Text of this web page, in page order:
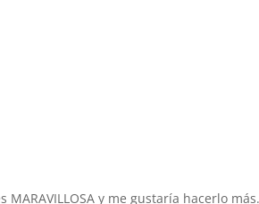
y me gustaría hacerlo más.